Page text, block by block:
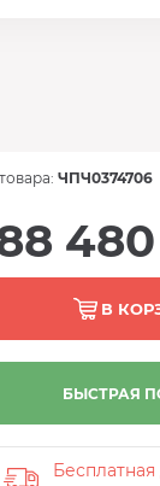
ЧПЧ0374706
В
БЫСТРАЯ
Бесплатная